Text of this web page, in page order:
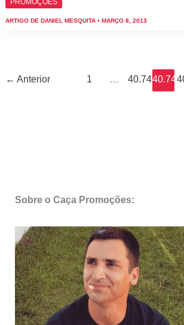
PROMOÇÕES
ARTIGO DE DANIEL MESQUITA • MARÇO 8, 2013
← Anterior 1 … 40.74540.746
Sobre o Caça Promoções: